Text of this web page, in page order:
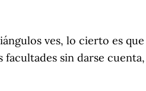
ves, lo cierto es
sin darse